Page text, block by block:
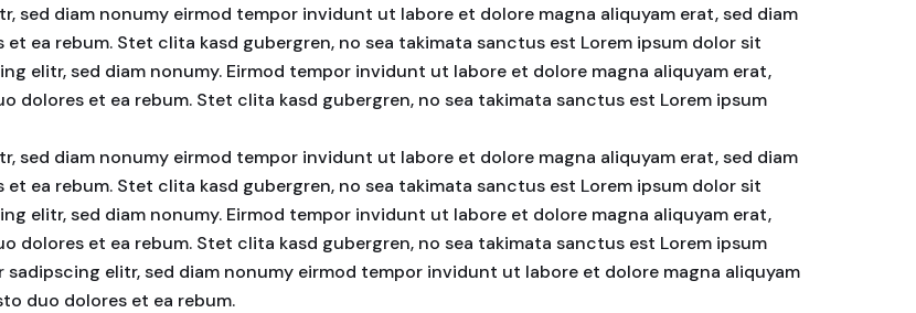
sed diam nonumy eirmod tempor invidunt ut labore et dolore magna aliquyam erat, sed diam
ea rebum. Stet clita kasd gubergren, no sea takimata sanctus est Lorem ipsum dolor sit
elitr, sed diam nonumy. Eirmod tempor invidunt ut labore et dolore magna aliquyam erat,
dolores et ea rebum. Stet clita kasd gubergren, no sea takimata sanctus est Lorem ipsum
sed diam nonumy eirmod tempor invidunt ut labore et dolore magna aliquyam erat, sed diam
ea rebum. Stet clita kasd gubergren, no sea takimata sanctus est Lorem ipsum dolor sit
elitr, sed diam nonumy. Eirmod tempor invidunt ut labore et dolore magna aliquyam erat,
dolores et ea rebum. Stet clita kasd gubergren, no sea takimata sanctus est Lorem ipsum
elitr, sed diam nonumy eirmod tempor invidunt ut labore et dolore magna aliquyam
duo dolores et ea rebum.